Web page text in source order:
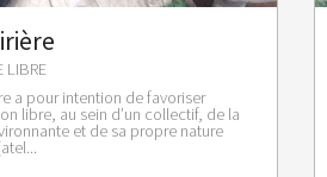
LIBRE
a pour intention de favoriser
libre, au sein d’un collectif, de la
et de sa propre nature